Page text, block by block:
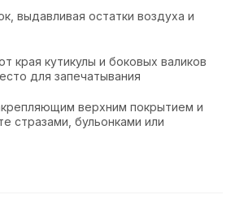
выдавливая остатки воздуха и
края кутикулы и боковых валиков
для запечатывания
верхним покрытием и
стразами, бульонками или